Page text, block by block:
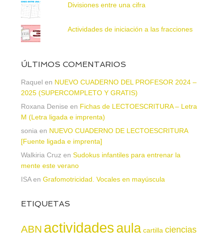
Divisiones entre una cifra
Actividades de iniciación a las fracciones
ÚLTIMOS COMENTARIOS
Raquel en NUEVO CUADERNO DEL PROFESOR 2024 –
2025 (SUPERCOMPLETO Y GRATIS)
Roxana Denise en Fichas de LECTOESCRITURA – Letra
M (Letra ligada e imprenta)
sonia en NUEVO CUADERNO DE LECTOESCRITURA
[Fuente ligada e imprenta]
Walkiria Cruz en Sudokus infantiles para entrenar la
mente este verano
ISAen Grafomotricidad. Vocales en mayúscula
ETIQUETAS
ABN actividadesaula cartilla ciencias